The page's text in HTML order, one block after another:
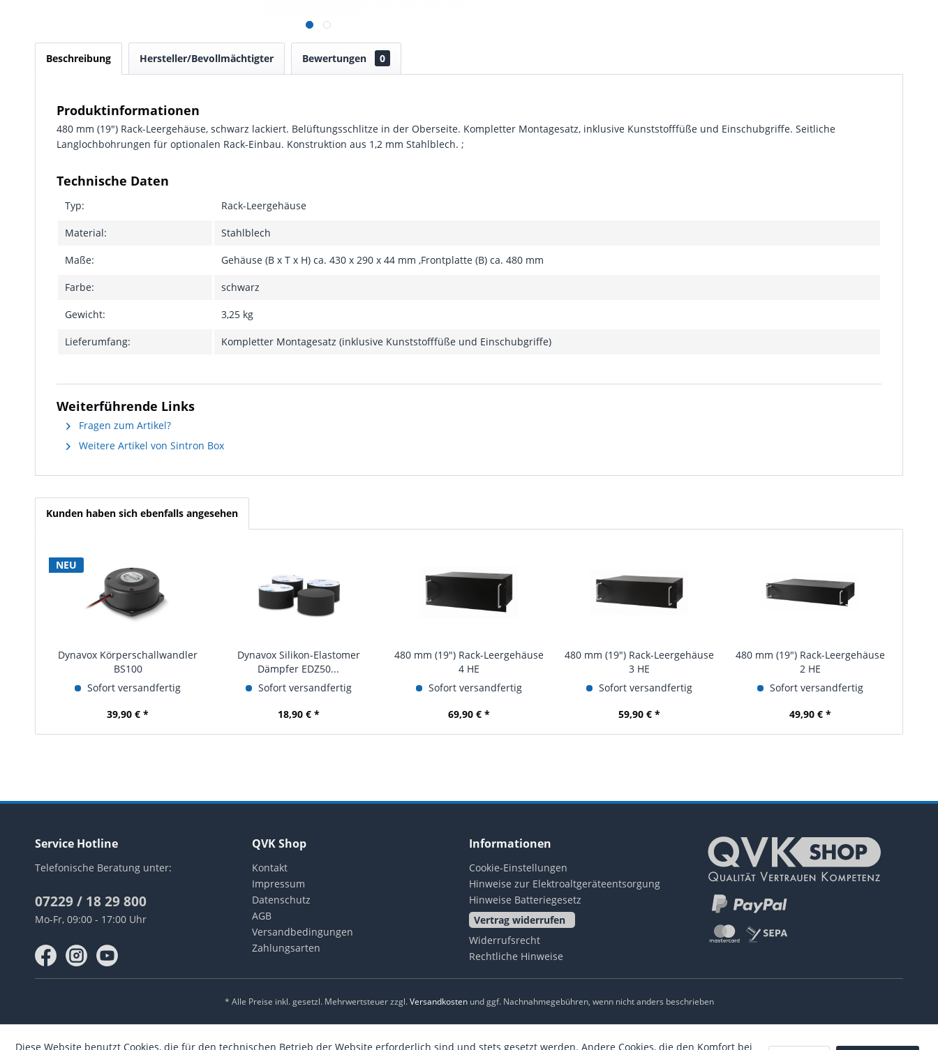
Beschreibung Hersteller/Bevollmächtigter Bewertungen 0
Produktinformationen
480 mm (19") Rack-Leergehäuse, schwarz lackiert. Belüftungsschlitze in der Oberseite. Kompletter Montagesatz, inklusive Kunststofffüße und Einschubgriffe. Seitliche
Langlochbohrungen für optionalen Rack-Einbau. Konstruktion aus 1,2 mm Stahlblech. ;
Technische Daten
Typ: Rack-Leergehäuse
Material: Stahlblech
Maße: Gehäuse (B x T x H) ca. 430 x 290 x 44 mm ,Frontplatte (B) ca. 480 mm
Farbe: schwarz
Gewicht: 3,25 kg
Lieferumfang: Kompletter Montagesatz (inklusive Kunststofffüße und Einschubgriffe)
Weiterführende Links
Fragen zum Artikel?
Weitere Artikel von Sintron Box
Kunden haben sich ebenfalls angesehen
NEU
Dynavox Körperschallwandler
BS100
Sofort versandfertig
39,90 € *
Dynavox Silikon-Elastomer
Dämpfer EDZ50...
Sofort versandfertig
18,90 € *
480 mm (19") Rack-Leergehäuse
4 HE
Sofort versandfertig
69,90 € *
480 mm (19") Rack-Leergehäuse
3 HE
Sofort versandfertig
59,90 € *
480 mm (19") Rack-Leergehäuse
2 HE
Sofort versandfertig
49,90 € *
Service Hotline
Telefonische Beratung unter:
07229 / 18 29 800
Mo-Fr, 09:00 - 17:00 Uhr
QVK Shop
Kontakt
Impressum
Datenschutz
AGB
Versandbedingungen
Zahlungsarten
Informationen
Cookie-Einstellungen
Hinweise zur Elektroaltgeräteentsorgung
Hinweise Batteriegesetz
Vertrag widerrufen
Widerrufsrecht
Rechtliche Hinweise
* Alle Preise inkl. gesetzl. Mehrwertsteuer zzgl.Versandkostenund ggf. Nachnahmegebühren, wenn nicht anders beschrieben
Diese Website benutzt Cookies, die für den technischen Betrieb der Website erforderlich sind und stets gesetzt werden. Andere Cookies, die den Komfort bei